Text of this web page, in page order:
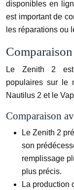
disponibles en
est important de
les réparations ou
Le Zenith 2 est
populaires sur le
Nautilus 2 et le
Comparaison
Le Zenith 2
son
remplissage
plus précis.
La production